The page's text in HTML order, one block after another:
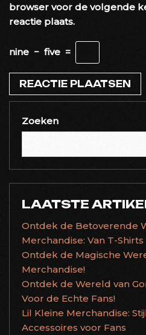
browser voor de volgende
reactie plaats.
nine − five =
Zoeken
LAATSTE
Ontdek de Betoverende
Merchandise: Van T-
Ontdek de Magische
Merchandise!
Ontdek de Wereld van
Voor de Echte Fans!
Lil Kleine Merchandise:
Accessoires voor Fans